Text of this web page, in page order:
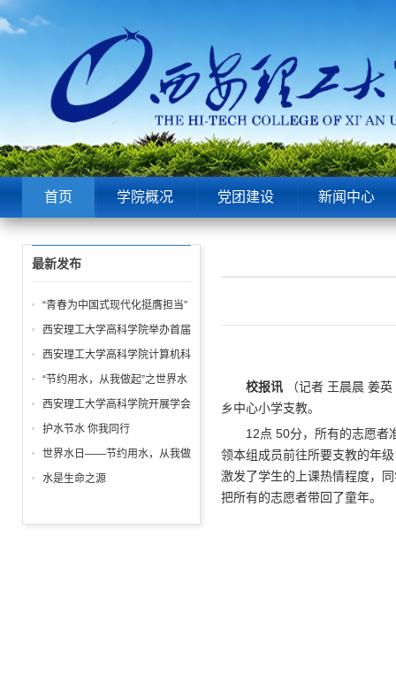
首页 学院概况 党团建设 新闻中心
校报讯
（记者 王晨晨 姜
乡中心小学支教。
12点 50分，所有的志愿者
领本组成员前往所要支教的年
激发了学生的上课热情程度，
把所有的志愿者带回了童年。
最新发布
“青春为中国式现代化挺膺担当”
——院团委举办五四表彰大会暨
青春故事分享会！
西安理工大学高科学院举办首届
“阳光体育节 运动嘉年华” 活动
西安理工大学高科学院计算机科
学学生第一党支部 “学雷锋” 系
列主题活动精彩纷呈
“节约用水，从我做起”之世界水
日
西安理工大学高科学院开展学会
感恩与爱同行征文表彰大会
护水节水 你我同行
世界水日——节约用水，从我做
起!
水是生命之源